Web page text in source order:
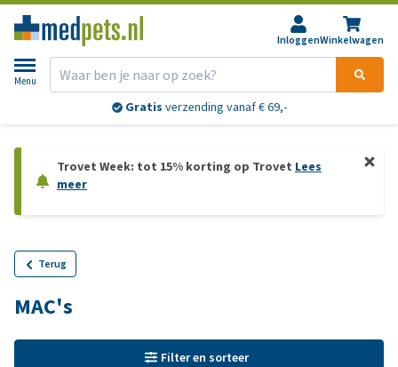
InloggenWinkelwagen
Menu
Gratis verzending vanaf € 69,-
Trovet Week: tot 15% korting op Trovet Lees
meer
Terug
MAC's
Filter en sorteer